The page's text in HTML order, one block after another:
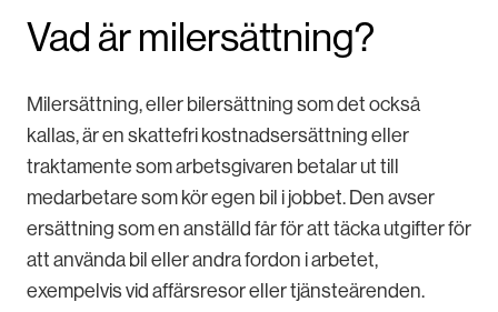
Vad är milersättning?
Milersättning, eller bilersättning som det också
kallas, är en skattefri kostnadsersättning eller
traktamente som arbetsgivaren betalar ut till
medarbetare som kör egen bil i jobbet. Den avser
ersättning som en anställd får för att täcka utgifter för
att använda bil eller andra fordon i arbetet,
exempelvis vid affärsresor eller tjänsteärenden.